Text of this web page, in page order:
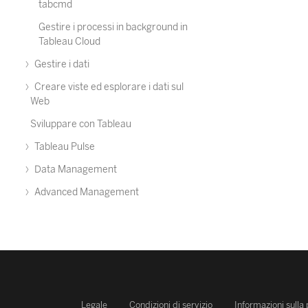
tabcmd
Gestire i processi in background in
Tableau Cloud
Gestire i dati
Creare viste ed esplorare i dati sul
Web
Sviluppare con Tableau
Tableau Pulse
Data Management
Advanced Management
Legale Condizioni di servizio Informazioni